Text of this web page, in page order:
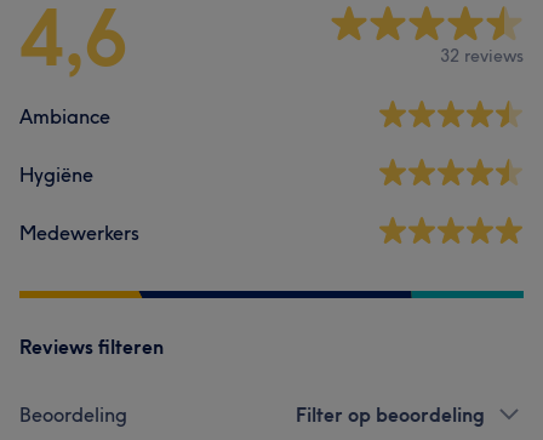
4,6 32 reviews
Ambiance
Hygiëne
Medewerkers
Reviews filteren
Beoordeling Filter op beoordeling